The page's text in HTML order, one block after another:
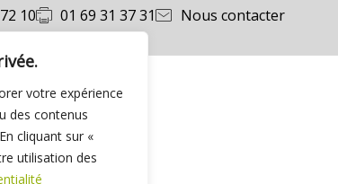
votre expérience
des contenus
cliquant sur «
utilisation des
10 01 69 31 37 31 Nous contacter